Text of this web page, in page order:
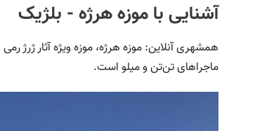
آشنایی با موزه‌ هرژه - بلژیک
ماجراهای تن‌تن و میلو است.